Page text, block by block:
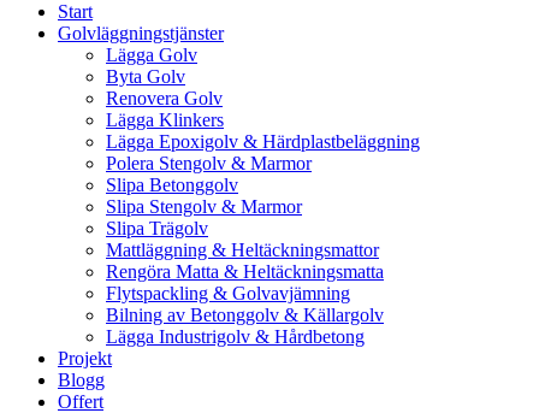
Start
Golvläggningstjänster
Lägga Golv
Byta Golv
Renovera Golv
Lägga Klinkers
Lägga Epoxigolv & Härdplastbeläggning
Polera Stengolv & Marmor
Slipa Betonggolv
Slipa Stengolv & Marmor
Slipa Trägolv
Mattläggning & Heltäckningsmattor
Rengöra Matta & Heltäckningsmatta
Flytspackling & Golvavjämning
Bilning av Betonggolv & Källargolv
Lägga Industrigolv & Hårdbetong
Projekt
Blogg
Offert